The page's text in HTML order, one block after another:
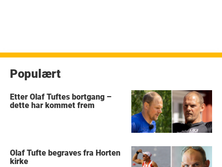
Populært
Etter Olaf Tuftes bortgang –
dette har kommet frem
Olaf Tufte begraves fra Horten
kirke